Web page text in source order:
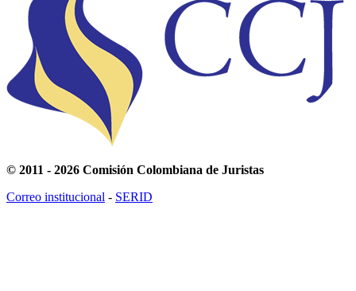
© 2011 - 2026 Comisión Colombiana de Juristas
Correo institucional - SERID